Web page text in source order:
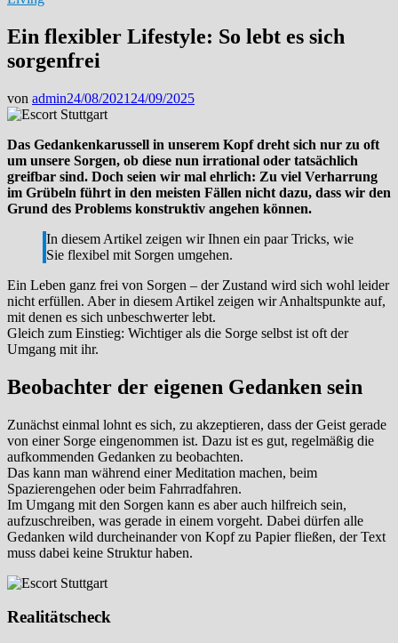
Ein flexibler Lifestyle: So lebt es sich
sorgenfrei
von admin24/08/2021 24/09/2025
Das Gedankenkarussell in unserem Kopf dreht sich nur zu oft
um unsere Sorgen, ob diese nun irrational oder tatsächlich
greifbar sind. Doch seien wir mal ehrlich: Zu viel Verharrung
im Grübeln führt in den meisten Fällen nicht dazu, dass wir den
Grund des Problems konstruktiv angehen können.
In diesem Artikel zeigen wir Ihnen ein paar Tricks, wie
Sie flexibel mit Sorgen umgehen.
Ein Leben ganz frei von Sorgen – der Zustand wird sich wohl leider
nicht erfüllen. Aber in diesem Artikel zeigen wir Anhaltspunkte auf,
mit denen es sich unbeschwerter lebt.
Gleich zum Einstieg: Wichtiger als die Sorge selbst ist oft der
Umgang mit ihr.
Beobachter der eigenen Gedanken sein
Zunächst einmal lohnt es sich, zu akzeptieren, dass der Geist gerade
von einer Sorge eingenommen ist. Dazu ist es gut, regelmäßig die
aufkommenden Gedanken zu beobachten.
Das kann man während einer Meditation machen, beim
Spazierengehen oder beim Fahrradfahren.
Im Umgang mit den Sorgen kann es aber auch hilfreich sein,
aufzuschreiben, was gerade in einem vorgeht. Dabei dürfen alle
Gedanken wild durcheinander von Kopf zu Papier fließen, der Text
muss dabei keine Struktur haben.
Realitätscheck